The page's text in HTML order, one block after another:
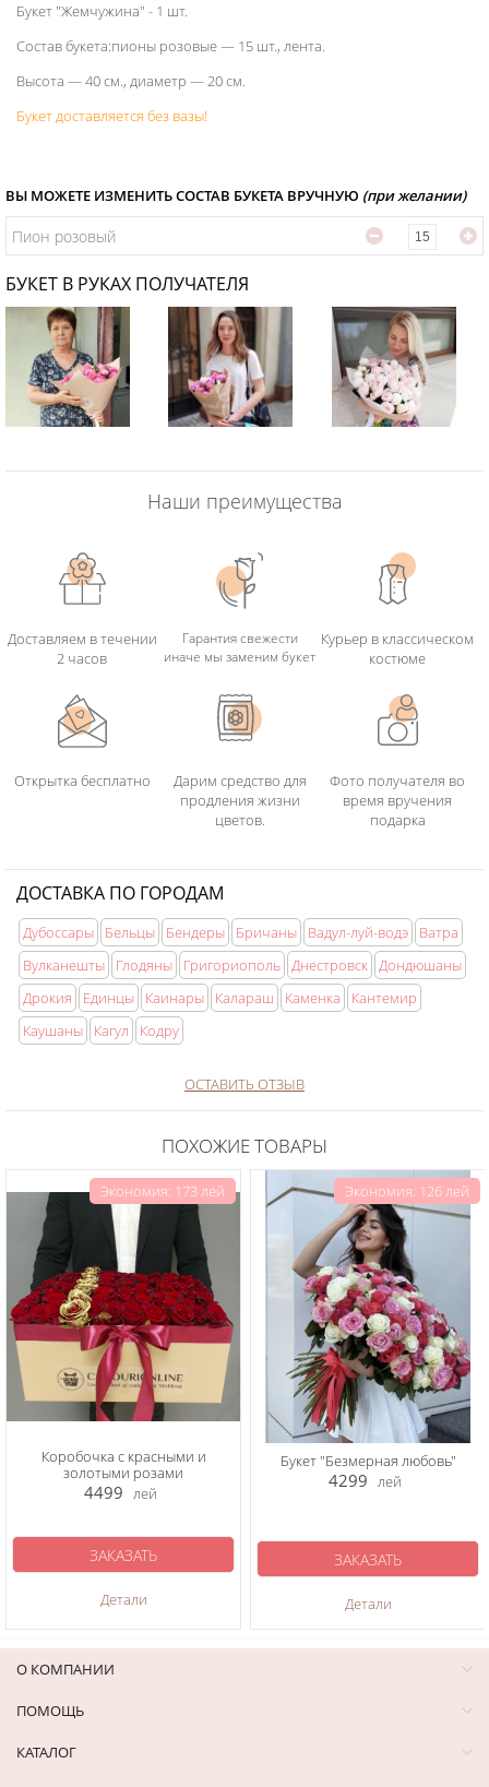
Букет "Жемчужина" - 1 шт.
Состав букета:пионы розовые — 15 шт., лента.
Высота — 40 см., диаметр — 20 см.
Букет доставляется без вазы!
ВЫ МОЖЕТЕ ИЗМЕНИТЬ СОСТАВ БУКЕТА ВРУЧНУЮ (при желании)
Пион розовый
БУКЕТ В РУКАХ ПОЛУЧАТЕЛЯ
Наши преимущества
Доставляем в течении
2 часов
Гарантия свежести
иначе мы заменим букет
Курьер в классическом
костюме
Открытка бесплатно
Дарим средство для
продления жизни
цветов.
Фото получателя во
время вручения
подарка
ДОСТАВКА ПО ГОРОДАМ
Дубоссары Бельцы Бендеры Бричаны Вадул-луй-водэ
Ватра
Вулканешты
Глодяны Григориополь Днестровск Дондюшаны
Дрокия
Единцы Каинары Калараш Каменка
Кантемир
Каушаны
Кагул Кодру
ОСТАВИТЬ ОТЗЫВ
ПОХОЖИЕ ТОВАРЫ
Экономия: 173 лей
Коробочка с красными и
золотыми розами
4499 лей
Детали
ЗАКАЗАТЬ
Экономия: 126 лей
Букет "Безмерная любовь"
4299 лей
Детали
ЗАКАЗАТЬ
О КОМПАНИИ
ПОМОЩЬ
КАТАЛОГ